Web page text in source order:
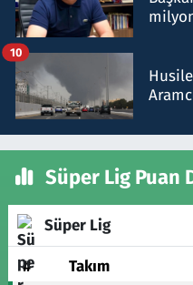
10
Süper Lig Puan
Süper Lig
# Takım